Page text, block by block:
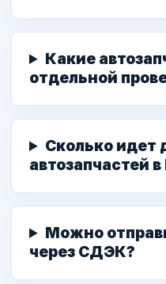
Какие
отдельной
Сколько идет
автозапчастей
Можно
через СДЭК?